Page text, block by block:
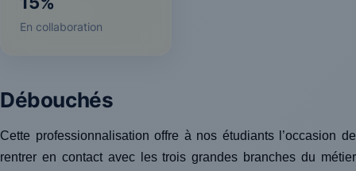
En collaboration
Débouchés
Cette professionnalisation offre à nos étudiants l’occasion de
rentrer en contact avec les trois grandes branches du métier